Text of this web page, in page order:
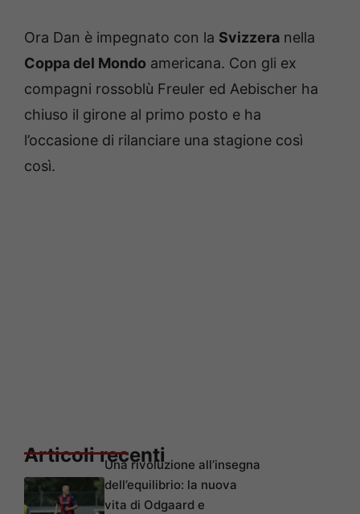
Ora Dan è impegnato con la Svizzera nella
Coppa del Mondo americana. Con gli ex
compagni rossoblù Freuler ed Aebischer ha
chiuso il girone al primo posto e ha
l’occasione di rilanciare una stagione così
così.
Articoli recentiUna rivoluzione all’insegna
dell’equilibrio: la nuova
vita di Odgaard e